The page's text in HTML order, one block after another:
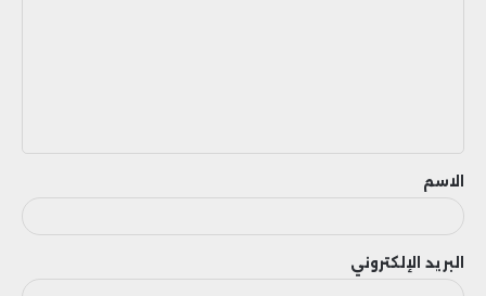
ق
الاسم
البريد الإلكتروني